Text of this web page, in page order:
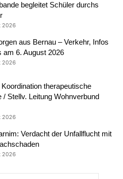
begleitet Schüler durchs
2026
aus Bernau – Verkehr, Infos
am 6. August 2026
2026
therapeutische
/ Stellv. Leitung Wohnverbund
2026
Verdacht der Unfallflucht mit
2026